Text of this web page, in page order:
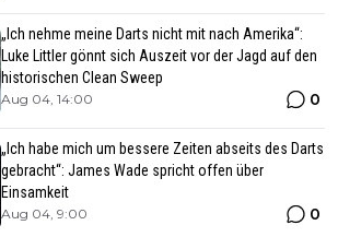
„Ich nehme meine Darts nicht mit nach Amerika“:
Luke Littler gönnt sich Auszeit vor der Jagd auf den
historischen Clean Sweep
Aug 04, 14:00 0
„Ich habe mich um bessere Zeiten abseits des Darts
gebracht“: James Wade spricht offen über
Einsamkeit
Aug 04, 9:00 0